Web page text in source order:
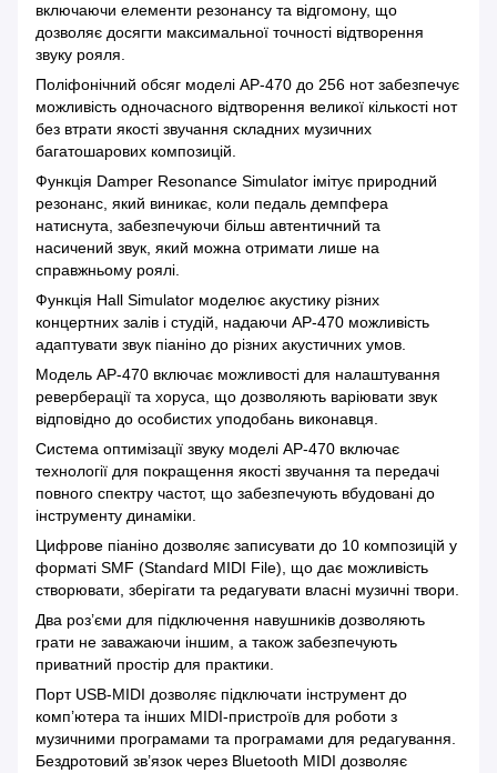
включаючи елементи резонансу та відгомону, що
дозволяє досягти максимальної точності відтворення
звуку рояля.
Поліфонічний обсяг моделі AP-470 до 256 нот забезпечує
можливість одночасного відтворення великої кількості нот
без втрати якості звучання складних музичних
багатошарових композицій.
Функція Damper Resonance Simulator імітує природний
резонанс, який виникає, коли педаль демпфера
натиснута, забезпечуючи більш автентичний та
насичений звук, який можна отримати лише на
справжньому роялі.
Функція Hall Simulator моделює акустику різних
концертних залів і студій, надаючи AP-470 можливість
адаптувати звук піаніно до різних акустичних умов.
Модель AP-470 включає можливості для налаштування
реверберації та хоруса, що дозволяють варіювати звук
відповідно до особистих уподобань виконавця.
Система оптимізації звуку моделі AP-470 включає
технології для покращення якості звучання та передачі
повного спектру частот, що забезпечують вбудовані до
інструменту динаміки.
Цифрове піаніно дозволяє записувати до 10 композицій у
форматі SMF (Standard MIDI File), що дає можливість
створювати, зберігати та редагувати власні музичні твори.
Два роз’єми для підключення навушників дозволяють
грати не заважаючи іншим, а також забезпечують
приватний простір для практики.
Порт USB-MIDI дозволяє підключати інструмент до
комп’ютера та інших MIDI-пристроїв для роботи з
музичними програмами та програмами для редагування.
Бездротовий зв’язок через Bluetooth MIDI дозволяє